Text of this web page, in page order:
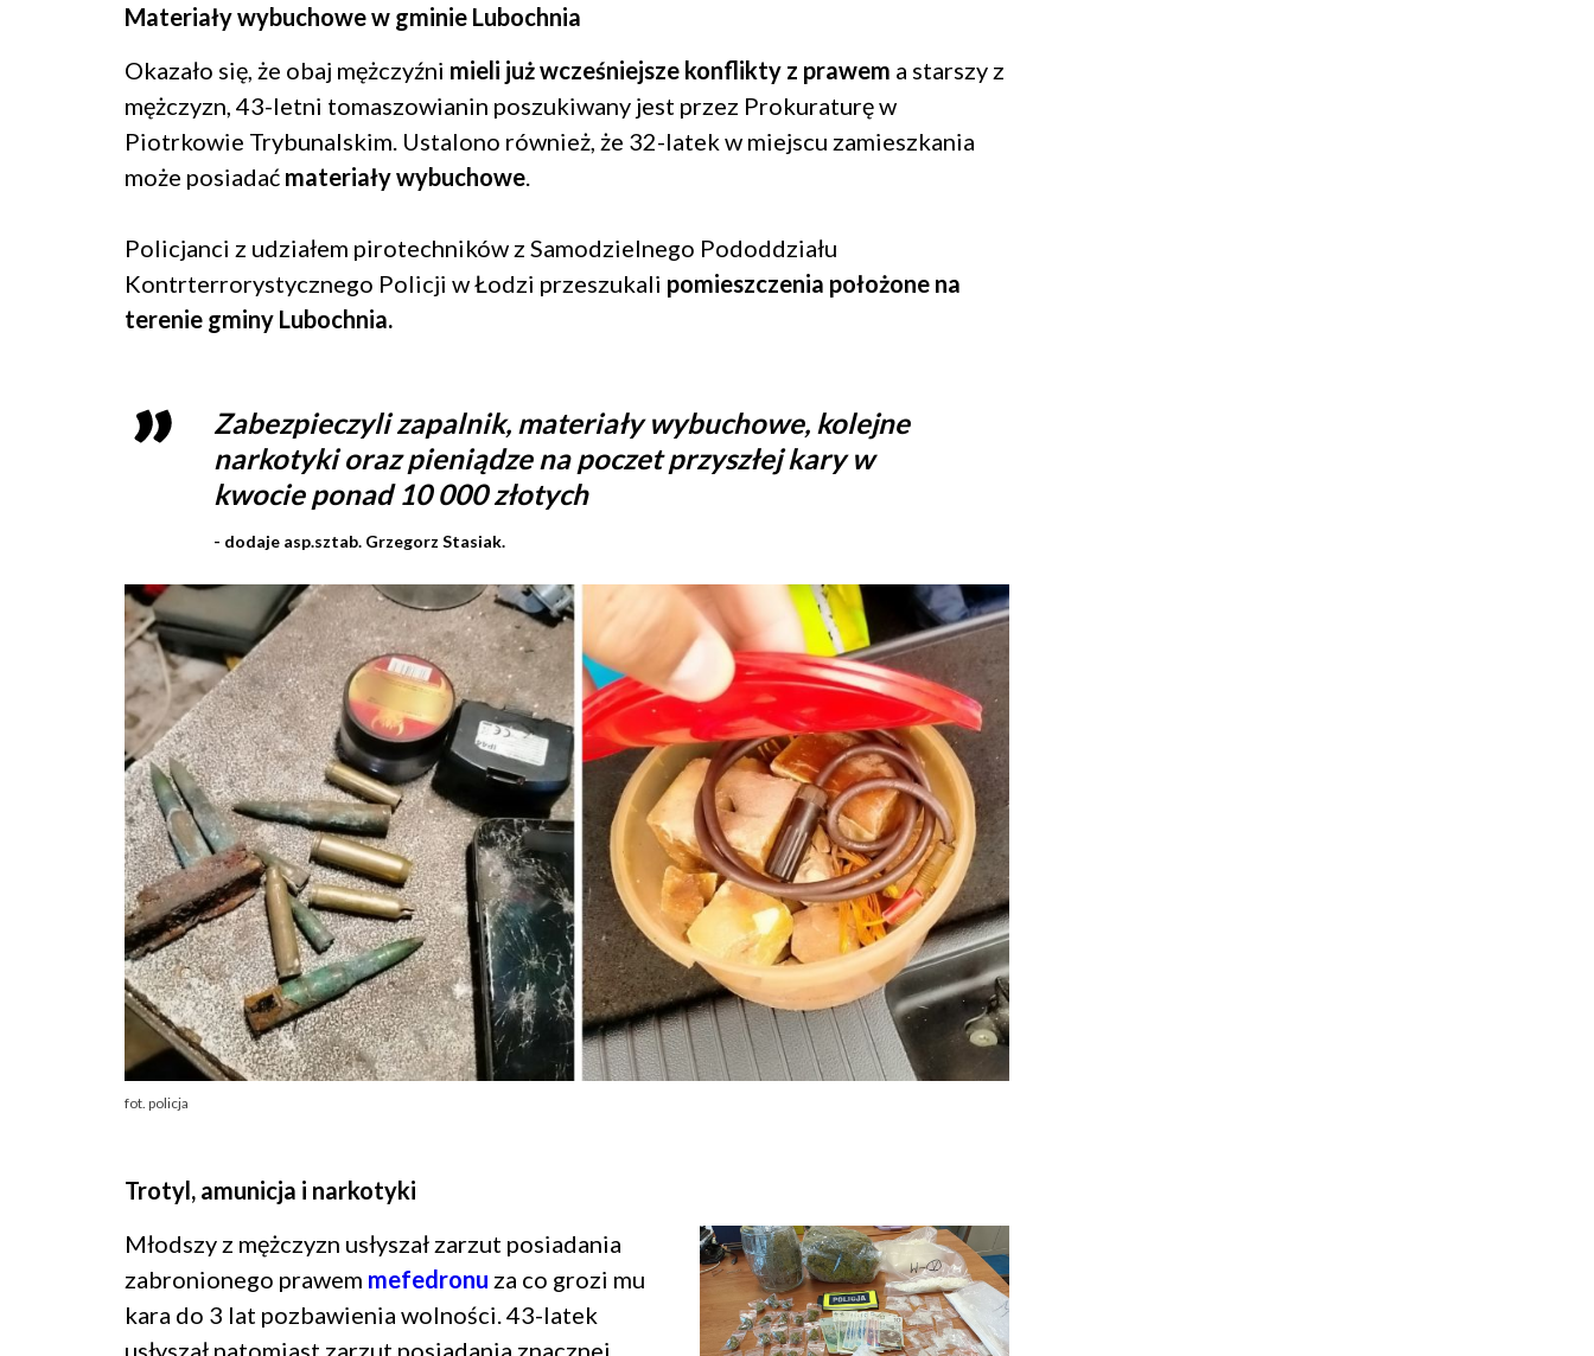
Materiały wybuchowe w gminie Lubochnia
Okazało się, że obaj mężczyźni mieli już wcześniejsze konflikty z prawem a starszy z
mężczyzn, 43-letni tomaszowianin poszukiwany jest przez Prokuraturę w
Piotrkowie Trybunalskim. Ustalono również, że 32-latek w miejscu zamieszkania
może posiadać materiały wybuchowe.
Policjanci z udziałem pirotechników z Samodzielnego Pododdziału
Kontrterrorystycznego Policji w Łodzi przeszukali pomieszczenia położone na
terenie gminy Lubochnia.
Zabezpieczyli zapalnik, materiały wybuchowe, kolejne
narkotyki oraz pieniądze na poczet przyszłej kary w
kwocie ponad 10 000 złotych
- dodaje asp.sztab. Grzegorz Stasiak.
fot. policja
Trotyl, amunicja i narkotyki
Młodszy z mężczyzn usłyszał zarzut posiadania
zabronionego prawem mefedronu za co grozi mu
kara do 3 lat pozbawienia wolności. 43-latek